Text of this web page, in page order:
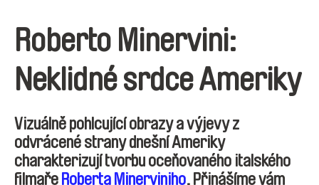
Roberto Minervini:
Neklidné srdce Ameriky
Vizuálně pohlcující obrazy a výjevy z
odvrácené strany dnešní Ameriky
charakterizují tvorbu oceňovaného italského
filmaře Roberta Minerviniho. Přinášíme vám